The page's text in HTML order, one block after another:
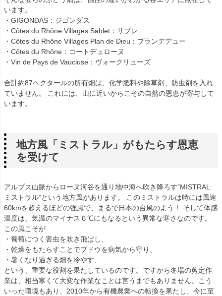
います。
・GIGONDAS：ジゴンダス
・Côtes du Rhône Villages Sablet：サブレ
・Côtes du Rhône Villages Plan de Dieu：プランデデュー
・Côtes du Rhône：コートデュローヌ
・Vin de Pays de Vaucluse：ヴォークリューズ
合計約87ヘクタールの所有畑は、化学肥料や除草剤、防虫剤を入れ
ていません。 これには、山に近いからこその自然の恩恵が寄与して
います。
地方風「ミストラル」がもたらす恩恵
を受けて
アルプス山脈からローヌ河谷を通り地中海へ吹き降ろす”MISTRAL:
ミストラル”という地方風があります。 このミストラルは時には風速
60kmを超えるほどの強風で、まるで日本の台風のよう！ そして体感
温度は、気温のマイナス６℃にもなるという異常な寒さなのです。
この風こそが
・葡萄につく害虫を吹き飛ばし、
・乾燥をもたらすことでブドウを病気から守り、
・暑くなり過ぎる畑を冷やす、
という、重要な役割を果たしているのです。ですから冬場の剪定作
業は、相当寒くて大変な作業なことは言うまでもありません。こう
いった環境もあり、2010年から有機農業への転換を果たし、今に至